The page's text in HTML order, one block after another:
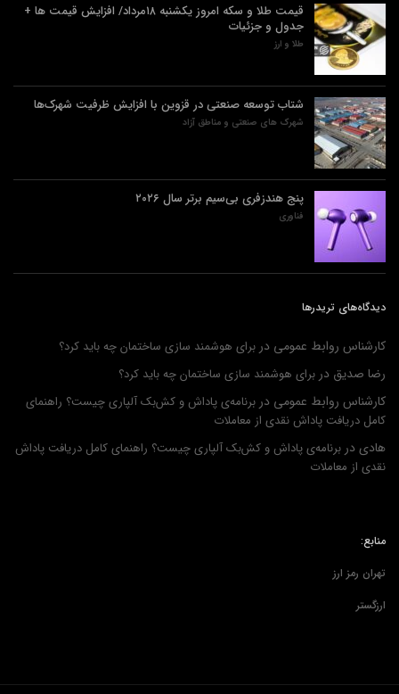
قیمت طلا و سکه امروز یکشنبه ۱۸مرداد/ افزایش قیمت ها +
جدول و جزئیات
طلا و ارز
شتاب توسعه صنعتی در قزوین با افزایش ظرفیت شهرک‌ها
شهرک های صنعتی و مناطق آزاد
پنج هندزفری بی‌سیم برتر سال ۲۰۲۶
فناوری
دیدگاه‌های تریدرها
کارشناس روابط عمومی در برای هوشمند سازی ساختمان چه باید کرد؟
رضا صدیق در برای هوشمند سازی ساختمان چه باید کرد؟
کارشناس روابط عمومی در برنامه‌ی پاداش و کش‌بک آلپاری چیست؟ راهنمای
کامل دریافت پاداش نقدی از معاملات
هادی در برنامه‌ی پاداش و کش‌بک آلپاری چیست؟ راهنمای کامل دریافت پاداش
نقدی از معاملات
منابع:
تهران رمز ارز
ارزگستر